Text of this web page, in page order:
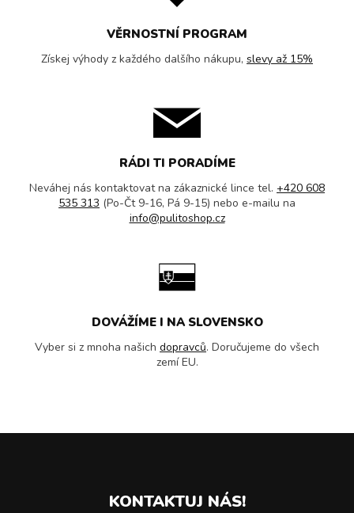
VĚRNOSTNÍ PROGRAM
Získej výhody z každého dalšího nákupu, slevy až 15%
RÁDI TI PORADÍME
Neváhej nás kontaktovat na zákaznické lince tel. +420 608
535 313 (Po-Čt 9-16, Pá 9-15) nebo e-mailu na
info@pulitoshop.cz
DOVÁŽÍME I NA SLOVENSKO
Vyber si z mnoha našich dopravců. Doručujeme do všech
zemí EU.
KONTAKTUJ NÁS!